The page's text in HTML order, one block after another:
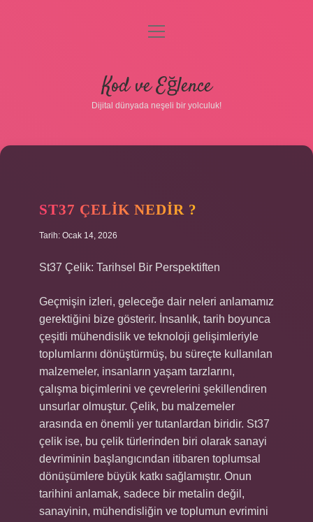
Gizlilik Politikası
Hakkımızda
menüyü
Kod ve Eğlence
Dijital dünyada neşeli bir yolculuk!
ST37 ÇELIK NEDIR ?
Tarih: Ocak 14, 2026
St37 Çelik: Tarihsel Bir Perspektiften
Geçmişin izleri, geleceğe dair neleri anlamamız
gerektiğini bize gösterir. İnsanlık, tarih boyunca
çeşitli mühendislik ve teknoloji gelişimleriyle
toplumlarını dönüştürmüş, bu süreçte kullanılan
malzemeler, insanların yaşam tarzlarını,
çalışma biçimlerini ve çevrelerini şekillendiren
unsurlar olmuştur. Çelik, bu malzemeler
arasında en önemli yer tutanlardan biridir. St37
çelik ise, bu çelik türlerinden biri olarak sanayi
devriminin başlangıcından itibaren toplumsal
dönüşümlere büyük katkı sağlamıştır. Onun
tarihini anlamak, sadece bir metalin değil,
sanayinin, mühendisliğin ve toplumun evrimini